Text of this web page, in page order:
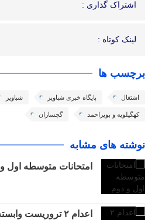
اشتراک گذاری :
لینک کوتاه :
برچسب ها
اشتغال پایگاه خبری شباویز شباویز
کهگیلویه و بویراحمد گچساران
نوشته های مشابه
امتحانات متوسطه اول
اعدام ۲ تروریست